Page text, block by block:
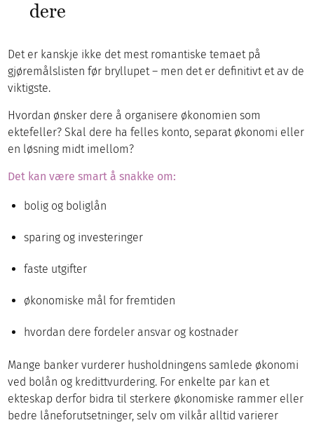
dere
Det er kanskje ikke det mest romantiske temaet på
gjøremålslisten før bryllupet – men det er definitivt et av de
viktigste.
Hvordan ønsker dere å organisere økonomien som
ektefeller? Skal dere ha felles konto, separat økonomi eller
en løsning midt imellom?
Det kan være smart å snakke om:
bolig og boliglån
sparing og investeringer
faste utgifter
økonomiske mål for fremtiden
hvordan dere fordeler ansvar og kostnader
Mange banker vurderer husholdningens samlede økonomi
ved bolån og kredittvurdering. For enkelte par kan et
ekteskap derfor bidra til sterkere økonomiske rammer eller
bedre låneforutsetninger, selv om vilkår alltid varierer